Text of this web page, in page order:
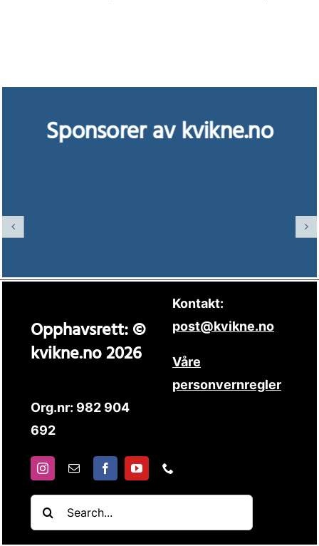
Sponsorer av kvikne.no
Opphavsrett: ©
kvikne.no 2026
Org.nr: 982 904
692
Kontakt:
post@kvikne.no
Våre
personvernregler
Søk
etter: